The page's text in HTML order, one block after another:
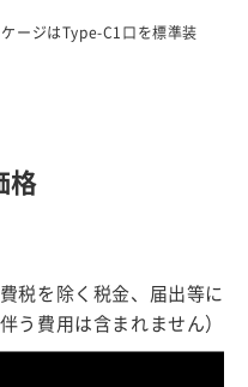
ージはType-C1口を標準装
格
税を除く税金、届出等に
伴う費用は含まれません）